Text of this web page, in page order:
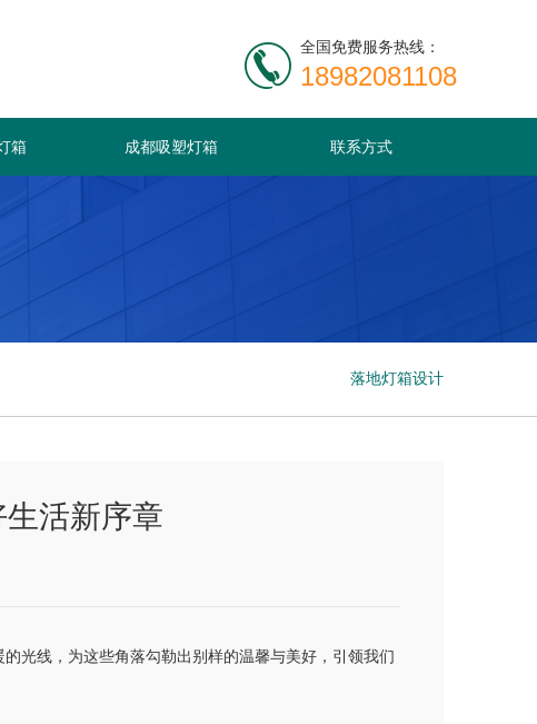
全国免费服务热线：
18982081108
箱 成都吸塑灯箱 联系方式
落地灯箱设计
活新序章
光线，为这些角落勾勒出别样的温馨与美好，引领我们